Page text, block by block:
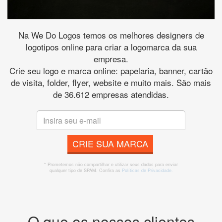
Na We Do Logos temos os melhores designers de
logotipos online para criar a logomarca da sua
empresa.
Crie seu logo e marca online: papelaria, banner, cartão
de visita, folder, flyer, website e muito mais. São mais
de 36.612 empresas atendidas.
CRIE SUA MARCA
* Prometemos não compartilhar e utilizar seus dados para enviar
qualquer tipo de SPAM. Confira as Políticas de Privacidade.